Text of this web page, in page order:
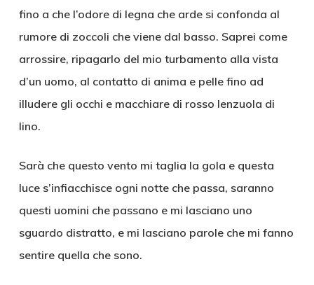
fino a che l’odore di legna che arde si confonda al
rumore di zoccoli che viene dal basso. Saprei come
arrossire, ripagarlo del mio turbamento alla vista
d’un uomo, al contatto di anima e pelle fino ad
illudere gli occhi e macchiare di rosso lenzuola di
lino.
Sarà che questo vento mi taglia la gola e questa
luce s’infiacchisce ogni notte che passa, saranno
questi uomini che passano e mi lasciano uno
sguardo distratto, e mi lasciano parole che mi fanno
sentire quella che sono.